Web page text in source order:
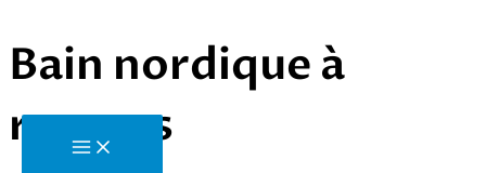
au
contenu
Main
Menu
Bain nordique à
remous